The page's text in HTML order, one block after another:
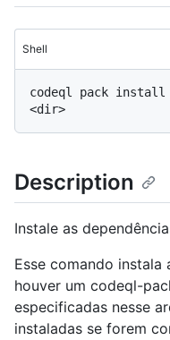
Shell
codeql pack
Description
Instale as
Esse comando instala
houver um codeql-
especificadas nesse
instaladas se forem